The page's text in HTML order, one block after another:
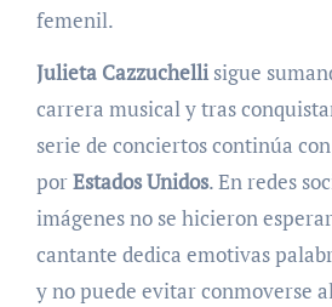
femenil.
Julieta Cazzuchelli sigue
carrera musical y tras
serie de conciertos continúa
porEstados Unidos. En redes
imágenes no se hicieron
cantante dedica emotivas
y no puede evitar conmoverse